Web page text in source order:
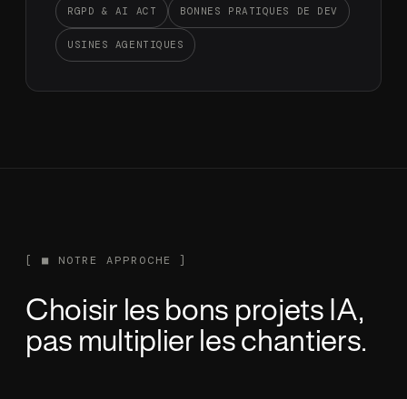
RGPD & AI ACT BONNES PRATIQUES DE DEV
USINES AGENTIQUES
[ ■ NOTRE APPROCHE ]
Choisir les bons projets IA,
pas multiplier les chantiers.